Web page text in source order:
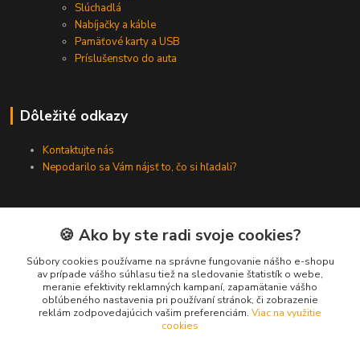
Slúchadlá
Nabíjačky a káble
Pamäťové karty a USB
Príslušenstvo do auta
Dôležité odkazy
Kontaktujte nás
Nepodarilo sa Vám nájsť to, čo si hľadali?
Kontakty
Zákaznícka podpora SMARTINO.sk
(Po-Pia, 8-16 hod.)
info@smartino.sk
🍪 Ako by ste radi svoje cookies?
Súbory cookies používame na správne fungovanie nášho e-shopu
av prípade vášho súhlasu tiež na sledovanie štatistík o webe,
meranie efektivity reklamných kampaní, zapamätanie vášho
obľúbeného nastavenia pri používaní stránok, či zobrazenie
reklám zodpovedajúcich vašim preferenciám. Viac na využitie
cookies